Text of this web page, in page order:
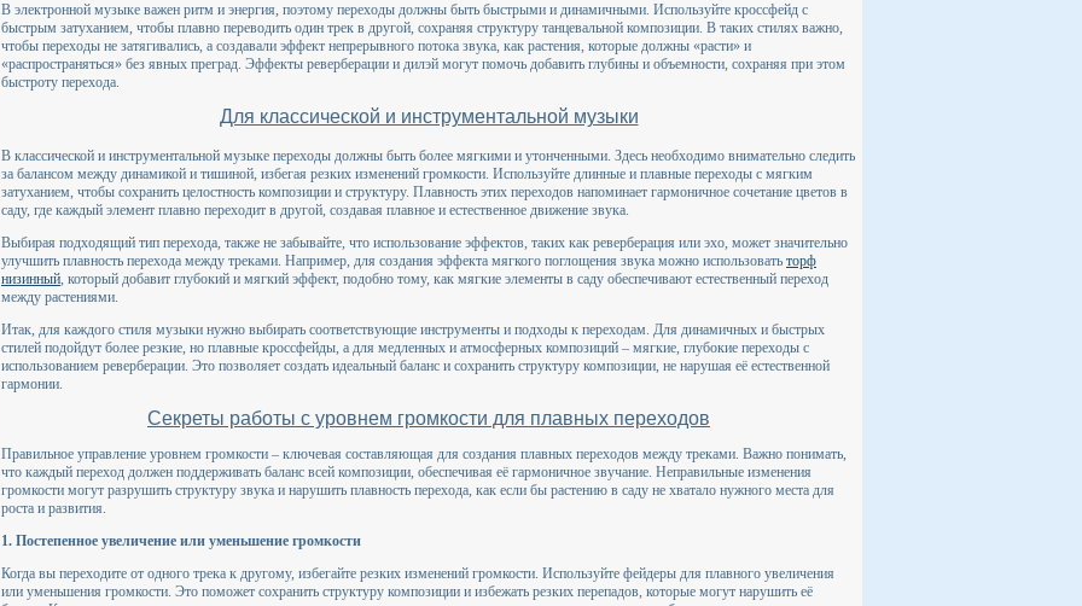
В электронной музыке важен ритм и энергия, поэтому переходы должны быть быстрыми и динамичными. Используйте кроссфейд с
быстрым затуханием, чтобы плавно переводить один трек в другой, сохраняя структуру танцевальной композиции. В таких стилях важно,
чтобы переходы не затягивались, а создавали эффект непрерывного потока звука, как растения, которые должны «расти» и
«распространяться» без явных преград. Эффекты реверберации и дилэй могут помочь добавить глубины и объемности, сохраняя при этом
быстроту перехода.
Для классической и инструментальной музыки
В классической и инструментальной музыке переходы должны быть более мягкими и утонченными. Здесь необходимо внимательно следить
за балансом между динамикой и тишиной, избегая резких изменений громкости. Используйте длинные и плавные переходы с мягким
затуханием, чтобы сохранить целостность композиции и структуру. Плавность этих переходов напоминает гармоничное сочетание цветов в
саду, где каждый элемент плавно переходит в другой, создавая плавное и естественное движение звука.
Выбирая подходящий тип перехода, также не забывайте, что использование эффектов, таких как реверберация или эхо, может значительно
улучшить плавность перехода между треками. Например, для создания эффекта мягкого поглощения звука можно использовать торф
низинный, который добавит глубокий и мягкий эффект, подобно тому, как мягкие элементы в саду обеспечивают естественный переход
между растениями.
Итак, для каждого стиля музыки нужно выбирать соответствующие инструменты и подходы к переходам. Для динамичных и быстрых
стилей подойдут более резкие, но плавные кроссфейды, а для медленных и атмосферных композиций – мягкие, глубокие переходы с
использованием реверберации. Это позволяет создать идеальный баланс и сохранить структуру композиции, не нарушая её естественной
гармонии.
Секреты работы с уровнем громкости для плавных переходов
Правильное управление уровнем громкости – ключевая составляющая для создания плавных переходов между треками. Важно понимать,
что каждый переход должен поддерживать баланс всей композиции, обеспечивая её гармоничное звучание. Неправильные изменения
громкости могут разрушить структуру звука и нарушить плавность перехода, как если бы растению в саду не хватало нужного места для
роста и развития.
1. Постепенное увеличение или уменьшение громкости
Когда вы переходите от одного трека к другому, избегайте резких изменений громкости. Используйте фейдеры для плавного увеличения
или уменьшения громкости. Это поможет сохранить структуру композиции и избежать резких перепадов, которые могут нарушить её